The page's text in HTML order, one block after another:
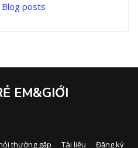
posts
EM&GIỚI
thường gặp Tài liệu Đăng ký